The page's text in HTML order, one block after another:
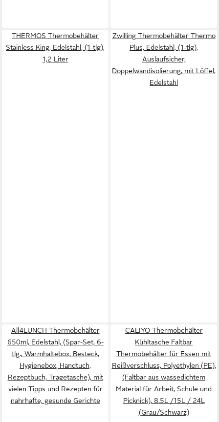
THERMOS Thermobehälter
Stainless King, Edelstahl, (1-tlg),
1,2 Liter
Zwilling Thermobehälter Thermo
Plus, Edelstahl, (1-tlg),
Auslaufsicher,
Doppelwandisolierung, mit Löffel,
Edelstahl
All4LUNCH Thermobehälter
650ml, Edelstahl, (Spar-Set, 6-
tlg., Warmhaltebox, Besteck,
Hygienebox, Handtuch,
Rezeptbuch, Tragetasche), mit
vielen Tipps und Rezepten für
nahrhafte, gesunde Gerichte
CALIYO Thermobehälter
Kühltasche Faltbar
Thermobehälter für Essen mit
Reißverschluss, Polyethylen (PE),
(Faltbar aus wassedichtem
Material für Arbeit, Schule und
Picknick), 8.5L /15L / 24L
(Grau/Schwarz)